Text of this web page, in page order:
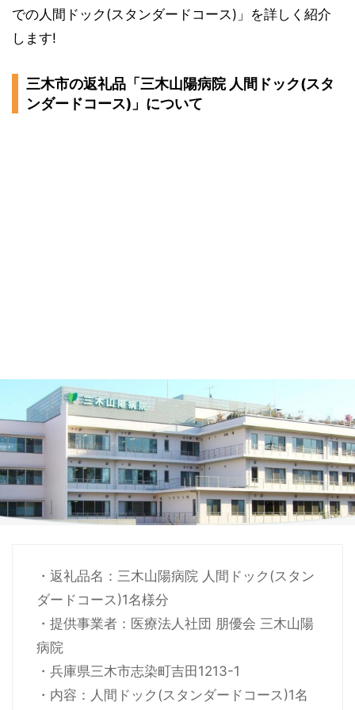
での人間ドック(スタンダードコース)」を詳しく紹介
します!
三木市の返礼品「三木山陽病院 人間ドック(スタ
ンダードコース)」について
・返礼品名：三木山陽病院 人間ドック(スタン
ダードコース)1名様分
・提供事業者：医療法人社団 朋優会 三木山陽
病院
・兵庫県三木市志染町吉田1213-1
・内容：人間ドック(スタンダードコース)1名